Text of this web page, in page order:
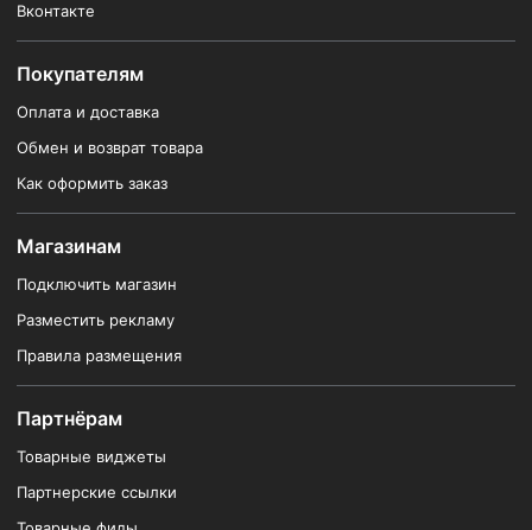
Вконтакте
Покупателям
Оплата и доставка
Обмен и возврат товара
Как оформить заказ
Магазинам
Подключить магазин
Разместить рекламу
Правила размещения
Партнёрам
Товарные виджеты
Партнерские ссылки